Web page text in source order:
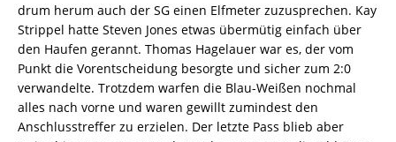
drum herum auch der SG einen Elfmeter zuzusprechen. Kay
Strippel hatte Steven Jones etwas übermütig einfach über
den Haufen gerannt. Thomas Hagelauer war es, der vom
Punkt die Vorentscheidung besorgte und sicher zum 2:0
verwandelte. Trotzdem warfen die Blau-Weißen nochmal
alles nach vorne und waren gewillt zumindest den
Anschlusstreffer zu erzielen. Der letzte Pass blieb aber